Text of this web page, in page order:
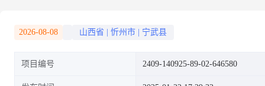
2026-08-08 山西省 忻州市 宁武县
项目编号 2409-140925-89-02-646580